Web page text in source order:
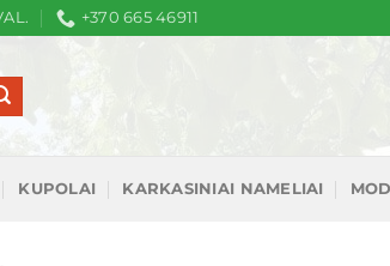
+370 665 46911
KUPOLAI KARKASINIAI NAMELIAI